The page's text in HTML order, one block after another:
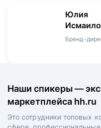
Юлия
Бренд-
Игорь
Зуриев
Руководитель
Мария
Оборина
Менеджер
Денис
Мерзлов
Даниил
Head
Наши спикеры —
маркетплейса hh.ru
Это сотрудники топовых